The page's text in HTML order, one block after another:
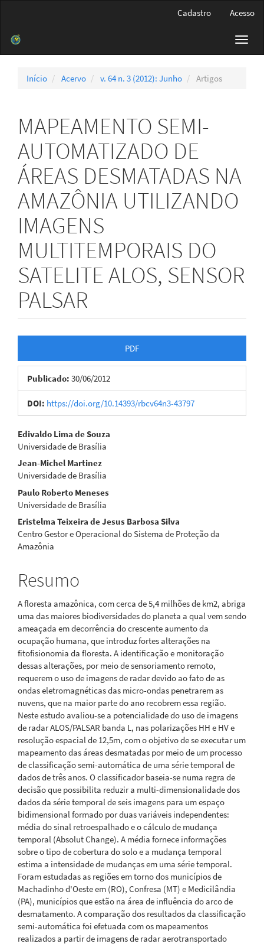
Barra
Cadastro Acesso
Início Acervo v. 64 n. 3 (2012): Junho Artigos
MAPEAMENTO SEMI-
AUTOMATIZADO DE
ÁREAS DESMATADAS NA
AMAZÔNIA UTILIZANDO
IMAGENS
MULTITEMPORAIS DO
SATELITE ALOS, SENSOR
PALSAR
lateral
de
artigos
PDF
Publicado: 30/06/2012
DOI: https://doi.org/10.14393/rbcv64n3-43797
Conteúdo
do
artigo
principal
Edivaldo Lima de Souza
Universidade de Brasília
Jean-Michel Martinez
Universidade de Brasília
Paulo Roberto Meneses
Universidade de Brasília
Eristelma Teixeira de Jesus Barbosa Silva
Centro Gestor e Operacional do Sistema de Proteção da
Amazônia
Resumo
A floresta amazônica, com cerca de 5,4 milhões de km2, abriga
uma das maiores biodiversidades do planeta a qual vem sendo
ameaçada em decorrência do crescente aumento da
ocupação humana, que introduz fortes alterações na
fitofisionomia da floresta. A identificação e monitoração
dessas alterações, por meio de sensoriamento remoto,
requerem o uso de imagens de radar devido ao fato de as
ondas eletromagnéticas das micro-ondas penetrarem as
nuvens, que na maior parte do ano recobrem essa região.
Neste estudo avaliou-se a potencialidade do uso de imagens
de radar ALOS/PALSAR banda L, nas polarizações HH e HV e
resolução espacial de 12,5m, com o objetivo de se executar um
mapeamento das áreas desmatadas por meio de um processo
de classificação semi-automática de uma série temporal de
dados de três anos. O classificador baseia-se numa regra de
decisão que possibilita reduzir a multi-dimensionalidade dos
dados da série temporal de seis imagens para um espaço
bidimensional formado por duas variáveis independentes:
média do sinal retroespalhado e o cálculo de mudança
temporal (Absolut Change). A média fornece informações
sobre o tipo de cobertura do solo e a mudança temporal
estima a intensidade de mudanças em uma série temporal.
Foram estudadas as regiões em torno dos municípios de
Machadinho d'Oeste em (RO), Confresa (MT) e Medicilândia
(PA), municípios que estão na área de influência do arco de
desmatamento. A comparação dos resultados da classificação
semi-automática foi efetuada com os mapeamentos
realizados a partir de imagens de radar aerotransportado